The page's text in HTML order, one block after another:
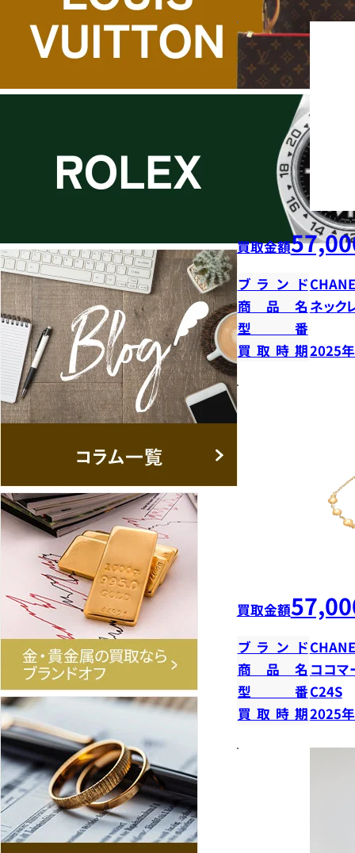
買取金額
ブランド
商品名 ネック
型番
買取時期2025
買取金額
ブランド
商品名 ココ
型番C24S
買取時期2025